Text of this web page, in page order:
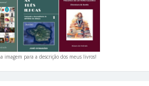
imagem para a descrição dos meus livros!